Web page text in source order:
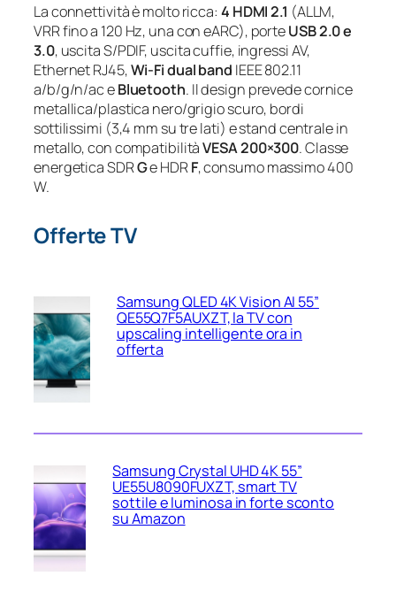
La connettività è molto ricca: 4 HDMI 2.1 (ALLM,
VRR fino a 120 Hz, una con eARC), porteUSB 2.0 e
3.0, uscita S/PDIF, uscita cuffie, ingressi AV,
Ethernet RJ45,Wi‑Fi dual band IEEE 802.11
a/b/g/n/ac eBluetooth. Il design prevede cornice
metallica/plastica nero/grigio scuro, bordi
sottilissimi (3,4 mm su tre lati) e stand centrale in
metallo, con compatibilitàVESA 200×300. Classe
energetica SDRGe HDRF, consumo massimo 400
W.
Offerte TV
Samsung QLED 4K Vision AI 55”
QE55Q7F5AUXZT, la TV con
upscaling intelligente ora in
offerta
Samsung Crystal UHD 4K 55”
UE55U8090FUXZT, smart TV
sottile e luminosa in forte sconto
su Amazon